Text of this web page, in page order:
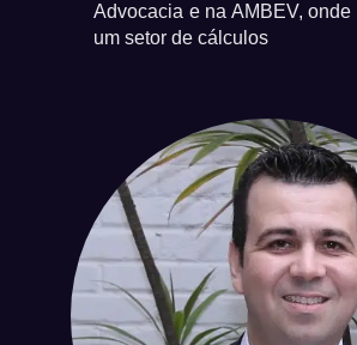
Advocacia e na AMBEV,
um setor de cálculos